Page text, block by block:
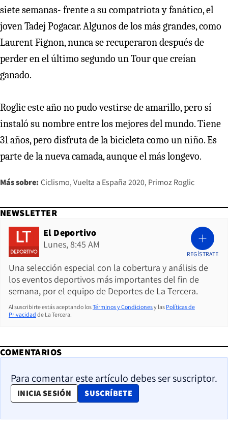
siete semanas- frente a su compatriota y fanático, el
joven Tadej Pogacar. Algunos de los más grandes, como
Laurent Fignon, nunca se recuperaron después de
perder en el último segundo un Tour que creían
ganado.
Roglic este año no pudo vestirse de amarillo, pero sí
instaló su nombre entre los mejores del mundo. Tiene
31 años, pero disfruta de la bicicleta como un niño. Es
parte de la nueva camada, aunque el más longevo.
Más sobre: Ciclismo Vuelta a España 2020 Primoz Roglic
NEWSLETTER
El Deportivo
Lunes, 8:45 AM
Una selección especial con la cobertura y análisis de
los eventos deportivos más importantes del fin de
semana, por el equipo de Deportes de La Tercera.
REGÍSTRATE
Al suscribirte estás aceptando losTérminos y Condicionesy las Políticas de
Privacidad de La Tercera.
COMENTARIOS
Para comentar este artículo debes ser suscriptor.
INICIA SESIÓN SUSCRÍBETE
OPENS IN NEW WINDOW